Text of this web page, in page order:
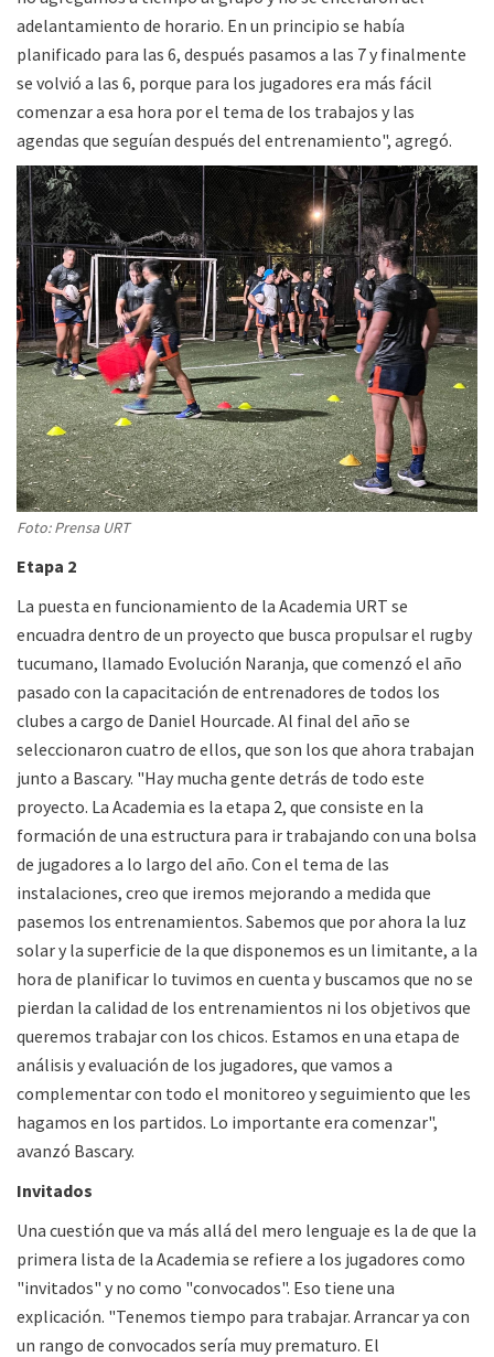
adelantamiento de horario. En un principio se había
planificado para las 6, después pasamos a las 7 y finalmente
se volvió a las 6, porque para los jugadores era más fácil
comenzar a esa hora por el tema de los trabajos y las
agendas que seguían después del entrenamiento", agregó.
Foto: Prensa URT
Etapa 2
La puesta en funcionamiento de la Academia URT se
encuadra dentro de un proyecto que busca propulsar el rugby
tucumano, llamado Evolución Naranja, que comenzó el año
pasado con la capacitación de entrenadores de todos los
clubes a cargo de Daniel Hourcade. Al final del año se
seleccionaron cuatro de ellos, que son los que ahora trabajan
junto a Bascary. "Hay mucha gente detrás de todo este
proyecto. La Academia es la etapa 2, que consiste en la
formación de una estructura para ir trabajando con una bolsa
de jugadores a lo largo del año. Con el tema de las
instalaciones, creo que iremos mejorando a medida que
pasemos los entrenamientos. Sabemos que por ahora la luz
solar y la superficie de la que disponemos es un limitante, a la
hora de planificar lo tuvimos en cuenta y buscamos que no se
pierdan la calidad de los entrenamientos ni los objetivos que
queremos trabajar con los chicos. Estamos en una etapa de
análisis y evaluación de los jugadores, que vamos a
complementar con todo el monitoreo y seguimiento que les
hagamos en los partidos. Lo importante era comenzar",
avanzó Bascary.
Invitados
Una cuestión que va más allá del mero lenguaje es la de que la
primera lista de la Academia se refiere a los jugadores como
"invitados" y no como "convocados". Eso tiene una
explicación. "Tenemos tiempo para trabajar. Arrancar ya con
un rango de convocados sería muy prematuro. El